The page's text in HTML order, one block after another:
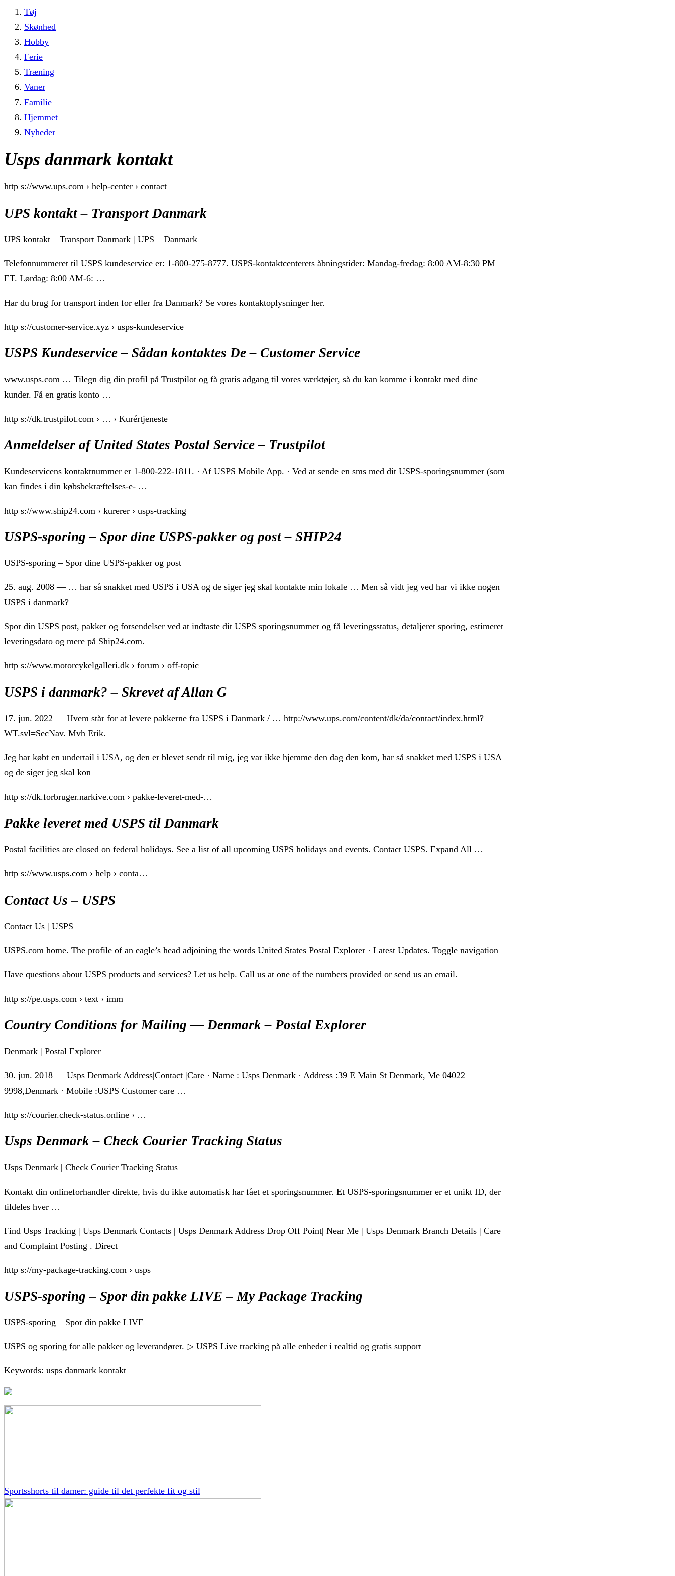
Tøj
Skønhed
Hobby
Ferie
Træning
Vaner
Familie
Hjemmet
Nyheder
Usps danmark kontakt
http s://www.ups.com › help-center › contact
UPS kontakt – Transport Danmark
UPS kontakt – Transport Danmark | UPS – Danmark
Telefonnummeret til USPS kundeservice er: 1-800-275-8777. USPS-kontaktcenterets åbningstider: Mandag-fredag: 8:00 AM-8:30 PM
ET. Lørdag: 8:00 AM-6: …
Har du brug for transport inden for eller fra Danmark? Se vores kontaktoplysninger her.
http s://customer-service.xyz › usps-kundeservice
USPS Kundeservice – Sådan kontaktes De – Customer Service
www.usps.com … Tilegn dig din profil på Trustpilot og få gratis adgang til vores værktøjer, så du kan komme i kontakt med dine
kunder. Få en gratis konto …
http s://dk.trustpilot.com › … › Kurértjeneste
Anmeldelser af United States Postal Service – Trustpilot
Kundeservicens kontaktnummer er 1-800-222-1811. · Af USPS Mobile App. · Ved at sende en sms med dit USPS-sporingsnummer (som
kan findes i din købsbekræftelses-e- …
http s://www.ship24.com › kurerer › usps-tracking
USPS-sporing – Spor dine USPS-pakker og post – SHIP24
USPS-sporing – Spor dine USPS-pakker og post
25. aug. 2008 — … har så snakket med USPS i USA og de siger jeg skal kontakte min lokale … Men så vidt jeg ved har vi ikke nogen
USPS i danmark?
Spor din USPS post, pakker og forsendelser ved at indtaste dit USPS sporingsnummer og få leveringsstatus, detaljeret sporing, estimeret
leveringsdato og mere på Ship24.com.
http s://www.motorcykelgalleri.dk › forum › off-topic
USPS i danmark? – Skrevet af Allan G
17. jun. 2022 — Hvem står for at levere pakkerne fra USPS i Danmark / … http://www.ups.com/content/dk/da/contact/index.html?
WT.svl=SecNav. Mvh Erik.
Jeg har købt en undertail i USA, og den er blevet sendt til mig, jeg var ikke hjemme den dag den kom, har så snakket med USPS i USA
og de siger jeg skal kon
http s://dk.forbruger.narkive.com › pakke-leveret-med-…
Pakke leveret med USPS til Danmark
Postal facilities are closed on federal holidays. See a list of all upcoming USPS holidays and events. Contact USPS. Expand All …
http s://www.usps.com › help › conta…
Contact Us – USPS
Contact Us | USPS
USPS.com home. The profile of an eagle’s head adjoining the words United States Postal Explorer · Latest Updates. Toggle navigation
Have questions about USPS products and services? Let us help. Call us at one of the numbers provided or send us an email.
http s://pe.usps.com › text › imm
Country Conditions for Mailing — Denmark – Postal Explorer
Denmark | Postal Explorer
30. jun. 2018 — Usps Denmark Address|Contact |Care · Name : Usps Denmark · Address :39 E Main St Denmark, Me 04022 –
9998,Denmark · Mobile :USPS Customer care …
http s://courier.check-status.online › …
Usps Denmark – Check Courier Tracking Status
Usps Denmark | Check Courier Tracking Status
Kontakt din onlineforhandler direkte, hvis du ikke automatisk har fået et sporingsnummer. Et USPS-sporingsnummer er et unikt ID, der
tildeles hver …
Find Usps Tracking | Usps Denmark Contacts | Usps Denmark Address Drop Off Point| Near Me | Usps Denmark Branch Details | Care
and Complaint Posting . Direct
http s://my-package-tracking.com › usps
USPS-sporing – Spor din pakke LIVE – My Package Tracking
USPS-sporing – Spor din pakke LIVE
USPS og sporing for alle pakker og leverandører. ▷ USPS Live tracking på alle enheder i realtid og gratis support
Keywords: usps danmark kontakt
Sportsshorts til damer: guide til det perfekte fit og stil